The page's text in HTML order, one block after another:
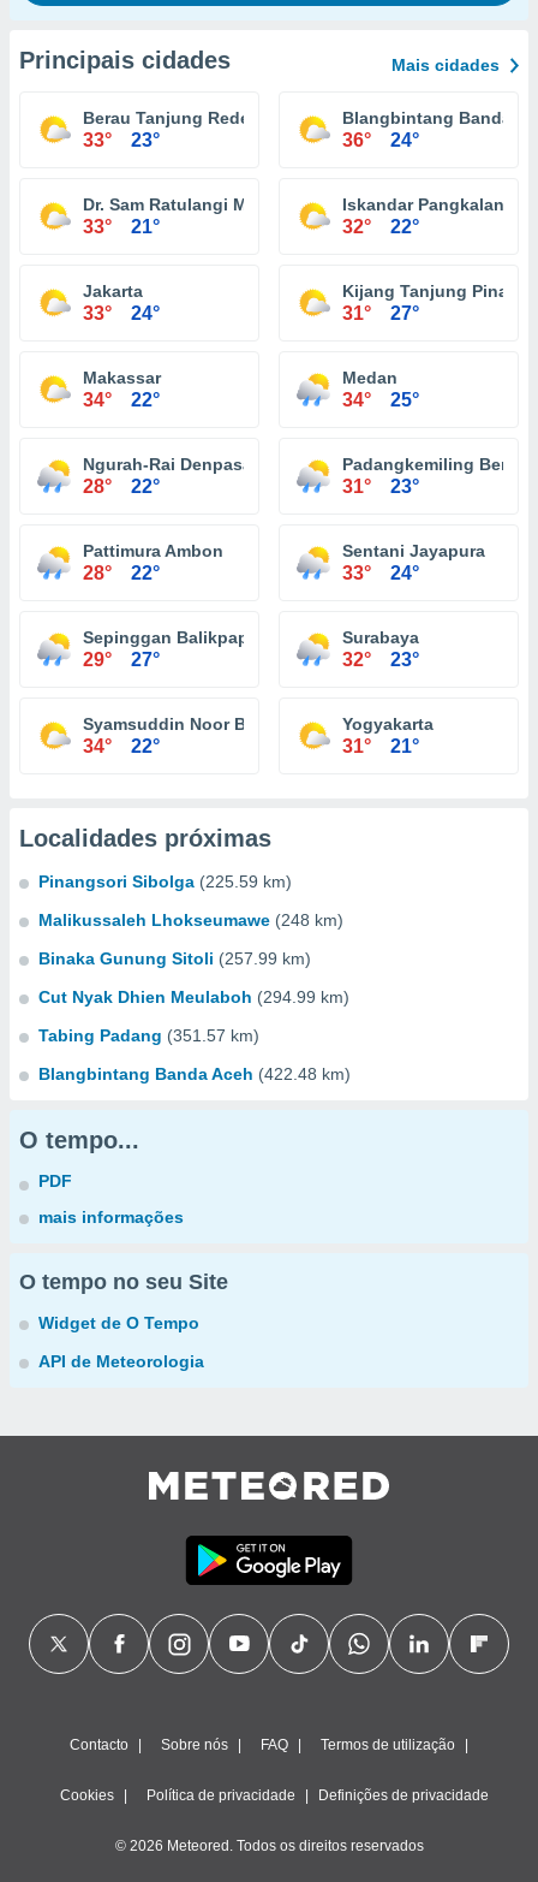
Principais cidades Mais cidades
Berau Tanjung Redeb
33° 23°
Blangbintang Banda
36° 24°
Dr. Sam Ratulangi Menado
33° 21°
Iskandar Pangkalan
32° 22°
Jakarta
33° 24°
Kijang Tanjung Pinang
31° 27°
Makassar
34° 22°
Medan
34° 25°
Ngurah-Rai Denpasar
28° 22°
Padangkemiling
31° 23°
Pattimura Ambon
28° 22°
Sentani Jayapura
33° 24°
Sepinggan Balikpapan
29° 27°
Surabaya
32° 23°
Syamsuddin Noor Banjarmasin
34° 22°
Yogyakarta
31° 21°
Localidades próximas
Pinangsori Sibolga (225.59 km)
Malikussaleh Lhokseumawe (248 km)
Binaka Gunung Sitoli (257.99 km)
Cut Nyak Dhien Meulaboh (294.99 km)
Tabing Padang (351.57 km)
Blangbintang Banda Aceh (422.48 km)
O tempo...
PDF
mais informações
O tempo no seu Site
Widget de O Tempo
API de Meteorologia
Contacto Sobre nós FAQ Termos de utilização
Cookies Política de privacidade Definições de privacidade
© 2026 Meteored. Todos os direitos reservados